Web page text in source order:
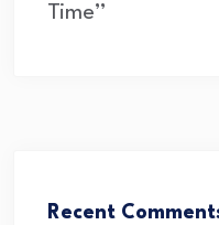
Time”
Recent